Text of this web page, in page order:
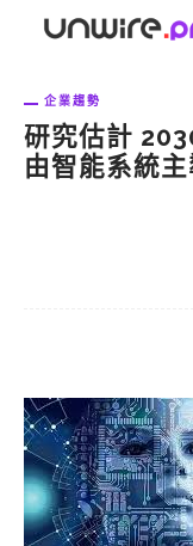
企業趨勢
研究估計
由智能系統主